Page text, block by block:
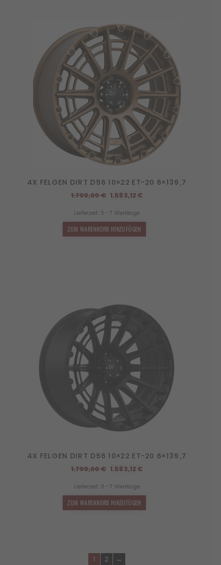
4X FELGEN DIRT D56 10×22 ET-20 6×139,7
1.799,00€ Ursprünglicher
war:
1.799,00 €
1.583,12€Aktueller
Lieferzeit: 3 - 7 Werktage
ZUM WARENKORB HINZUFÜGEN
4X FELGEN DIRT D56 10×22 ET-20 6×139,7
1.799,00€ Ursprünglicher
war:
1.799,00 €
1.583,12€Aktueller
Lieferzeit: 3 - 7 Werktage
ZUM WARENKORB HINZUFÜGEN
1 2 →